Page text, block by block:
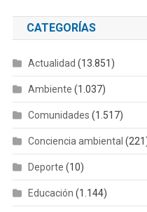
CATEGORÍAS
Actualidad (13.851)
Ambiente (1.037)
Comunidades (1.517)
Conciencia ambiental
Deporte (10)
Educación (1.144)